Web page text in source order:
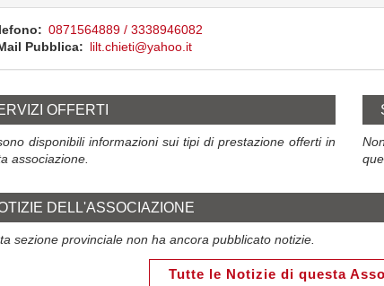
0871564889 / 3338946082
Pubblica
lilt.chieti@yahoo.it
OFFERTI
disponibili informazioni sui tipi di prestazione offerti in
associazione.
DELL'ASSOCIAZIONE
sezione provinciale non ha ancora pubblicato notizie.
Tutte le Notizie di questa